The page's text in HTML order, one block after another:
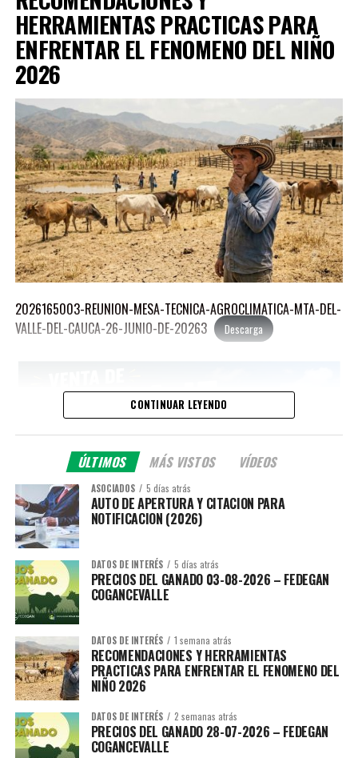
MEJIA-SIERRA-REINA-LUCIA-1 Descarga
MORALES-AGUDELO-JORGE-ANDRES-1
OROZCO-ZAPATA-PAULO-ANDRES-1 Descarga
PEDROZA-LOZANO-LEON-MARIA-1 Descarga
RAMIREZ-SANCHEZ-PAOLA-ANDREA-1 Descarga
RODRIGUEZ-CORTES-MARCO-AURELIO-1 Descarga
HERRAMIENTAS PRACTICAS PARA
ENFRENTAR EL FENOMENO DEL NIÑO
2026
2026165003-REUNION-MESA-TECNICA-AGROCLIMATICA-MTA-DEL-
VALLE-DEL-CAUCA-26-JUNIO-DE-20263
Descarga
CONTINUAR LEYENDO
ÚLTIMOS MÁS VISTOS VÍDEOS
ASOCIADOS 5 días atrás
AUTO DE APERTURA Y CITACION PARA
NOTIFICACION (2026)
DATOS DE INTERÉS 5 días atrás
PRECIOS DEL GANADO 03-08-2026 – FEDEGAN
COGANCEVALLE
DATOS DE INTERÉS 1 semana atrás
RECOMENDACIONES Y HERRAMIENTAS
PRACTICAS PARA ENFRENTAR EL FENOMENO DEL
NIÑO 2026
DATOS DE INTERÉS 2 semanas atrás
PRECIOS DEL GANADO 28-07-2026 – FEDEGAN
COGANCEVALLE